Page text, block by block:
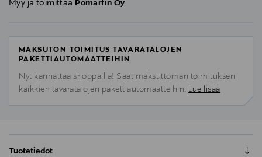
Myy ja toimittaa Pomarfin Oy
MAKSUTON TOIMITUS TAVARATALOJEN
PAKETTIAUTOMAATTEIHIN
Nyt kannattaa shoppailla! Saat maksuttoman toimituksen
kaikkien tavaratalojen pakettiautomaatteihin. Lue lisää
Tuotetiedot